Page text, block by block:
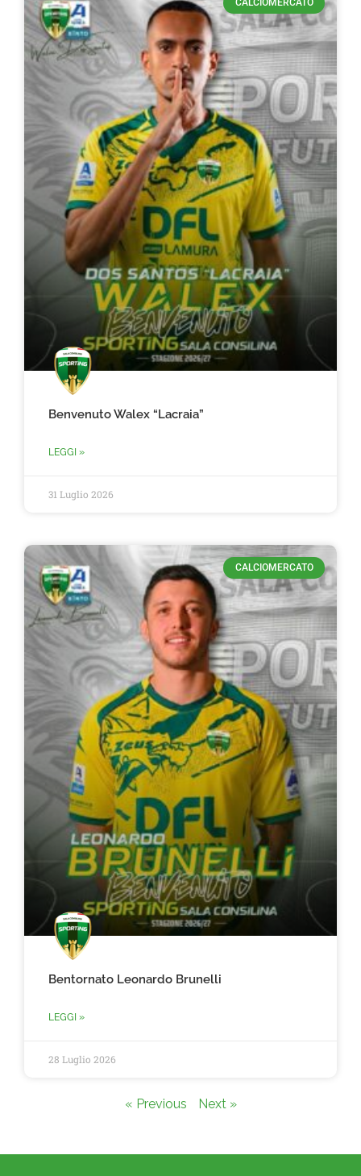
CALCIOMERCATO
Benvenuto Walex “Lacraia”
LEGGI »
31 Luglio 2026
CALCIOMERCATO
Bentornato Leonardo Brunelli
LEGGI »
28 Luglio 2026
« Previous Next »